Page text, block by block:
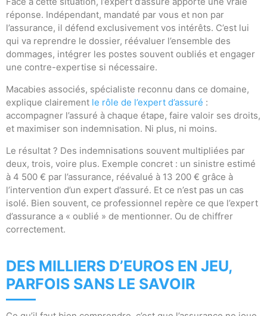
réponse. Indépendant, mandaté par vous et non par
l’assurance, il défend exclusivement vos intérêts. C’est lui
qui va reprendre le dossier, réévaluer l’ensemble des
dommages, intégrer les postes souvent oubliés et engager
une contre-expertise si nécessaire.
Macabies associés, spécialiste reconnu dans ce domaine,
explique clairement le rôle de l’expert d’assuré :
accompagner l’assuré à chaque étape, faire valoir ses droits,
et maximiser son indemnisation. Ni plus, ni moins.
Le résultat ? Des indemnisations souvent multipliées par
deux, trois, voire plus. Exemple concret : un sinistre estimé
à 4 500 € par l’assurance, réévalué à 13 200 € grâce à
l’intervention d’un expert d’assuré. Et ce n’est pas un cas
isolé. Bien souvent, ce professionnel repère ce que l’expert
d’assurance a « oublié » de mentionner. Ou de chiffrer
correctement.
DES MILLIERS D’EUROS EN JEU,
PARFOIS SANS LE SAVOIR